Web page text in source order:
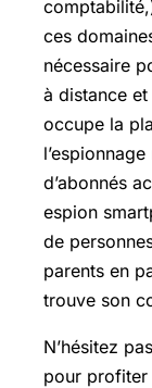
ces
nécessaire
à distance
occupe la
d’abonnés
espion
de
parents en
trouve son
N’hésitez
pour profiter